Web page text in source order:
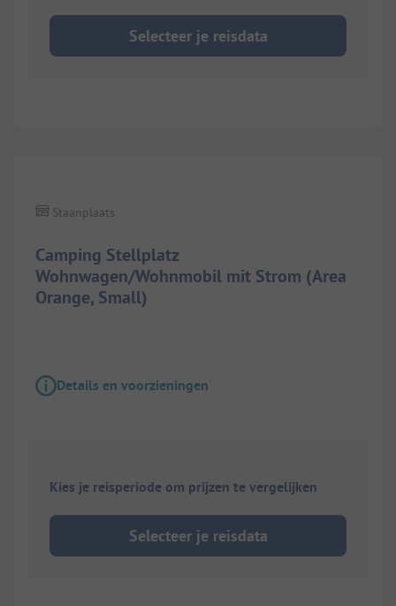
Selecteer je reisdata
Camping Stellplatz
Wohnwagen/Wohnmobil mit Strom (Area
Orange, Small)
Staanplaats
Details en voorzieningen
Kies je reisperiode om prijzen te vergelijken
Selecteer je reisdata